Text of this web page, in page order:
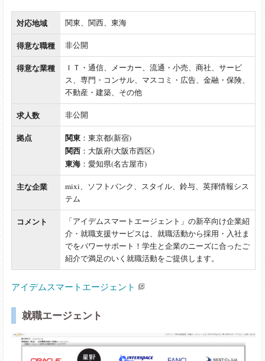
対応地域 関東、関西、東海
得意な職種 非公開
得意な業種
ＩＴ・通信、メーカー、流通・小売、商社、サービ
ス、専門・コンサル、マスコミ・広告、金融・保険、
不動産・建築、その他
求人数 非公開
拠点 関東 ：東京都(新宿)
関西 ：大阪府(大阪市西区)
東海 ：愛知県(名古屋市)
主な企業
mixi、ソフトバンク、スタイル、鈴与、英揮情報シス
テム
コメント
「アイデムスマートエージェント」の新卒向け企業紹
介・就職支援サービスは、就職活動から採用・入社ま
でをパワーサポート！学生と企業のニーズに合ったご
紹介で満足のいく就職活動をご提供します。
アイデムスマートエージェント
就職エージェント